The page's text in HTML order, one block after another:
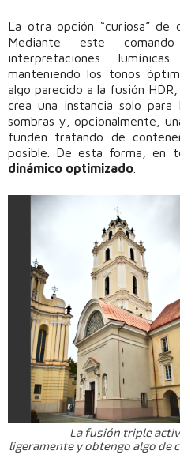
La otra opción “curiosa” de
Mediante este
interpretaciones
manteniendo los tonos
algo parecido a la fusión
crea una instancia solo
sombras y, opcionalmente,
funden tratando de
posible. De esta forma, en
dinámico optimizado
La fusión triple
ligeramente y obtengo algo de